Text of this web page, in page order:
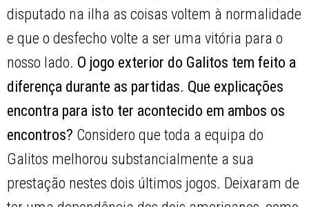
disputado na ilha as coisas voltem à normalidade
e que o desfecho volte a ser uma vitória para o
nosso lado. O jogo exterior do Galitos tem feito a
diferença durante as partidas. Que explicações
encontra para isto ter acontecido em ambos os
encontros? Considero que toda a equipa do
Galitos melhorou substancialmente a sua
prestação nestes dois últimos jogos. Deixaram de